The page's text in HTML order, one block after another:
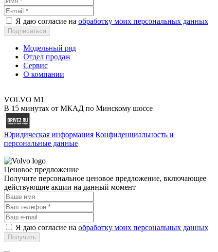
Я даю согласие на обработку моих персональных данных
Модельный ряд
Отдел продаж
Сервис
О компании
VOLVO M1
В 15 минутах от МКАД по Минскому шоссе
Юридическая информация Конфиденциальность и
персональные данные
Ценовое предложение
Получите персональное ценовое предложение, включающее
действующие акции на данный момент
Я даю согласие на обработку моих персональных данных